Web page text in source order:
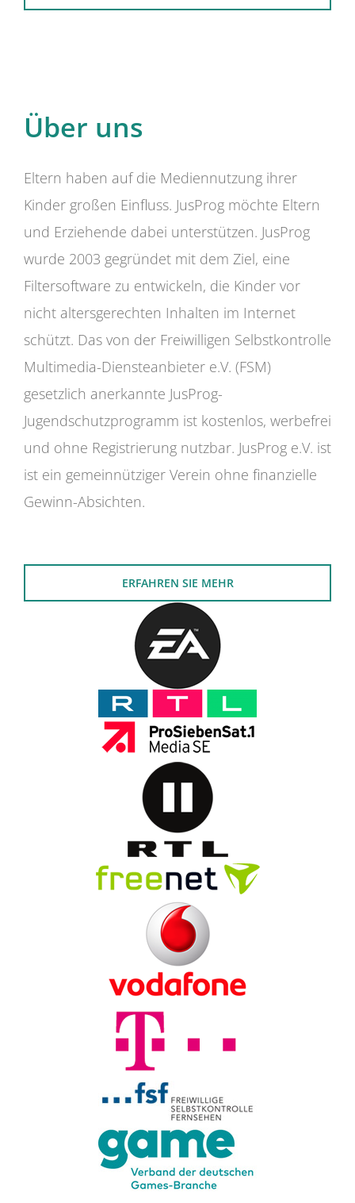
Über uns
Eltern haben auf die Mediennutzung ihrer
Kinder großen Einfluss. JusProg möchte Eltern
und Erziehende dabei unterstützen. JusProg
wurde 2003 gegründet mit dem Ziel, eine
Filtersoftware zu entwickeln, die Kinder vor
nicht altersgerechten Inhalten im Internet
schützt. Das von der Freiwilligen Selbstkontrolle
Multimedia-Diensteanbieter e.V. (FSM)
gesetzlich anerkannte JusProg-
Jugendschutzprogramm ist kostenlos, werbefrei
und ohne Registrierung nutzbar. JusProg e.V. ist
ist ein gemeinnütziger Verein ohne finanzielle
Gewinn-Absichten.
ERFAHREN SIE MEHR